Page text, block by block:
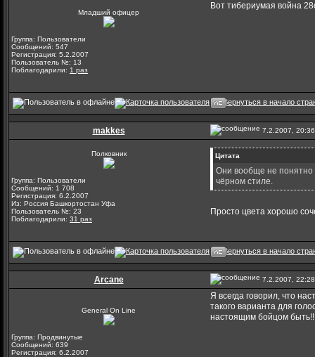
Младший офицер
Группа: Пользователи
Сообщений: 547
Регистрация: 5.2.2007
Пользователь №: 13
Поблагодарили: 1 раз
Вот тибериумая война
makkes 7.2.2007, 20:36
Полковник
Группа: Пользователи
Сообщений: 1 708
Регистрация: 6.2.2007
Из: Россия Башкортостан Уфа
Пользователь №: 23
Поблагодарили: 31 раз
Цитата
Они вообще не понятно
чёрном стиле.
Просто цвета хорошо
Arcane 7.2.2007, 22:28
General On Line
Группа: Продвинутые
Сообщений: 639
Регистрация: 6.2.2007
Я всегда говорил, что
такого варианта для
настоящим бойцом